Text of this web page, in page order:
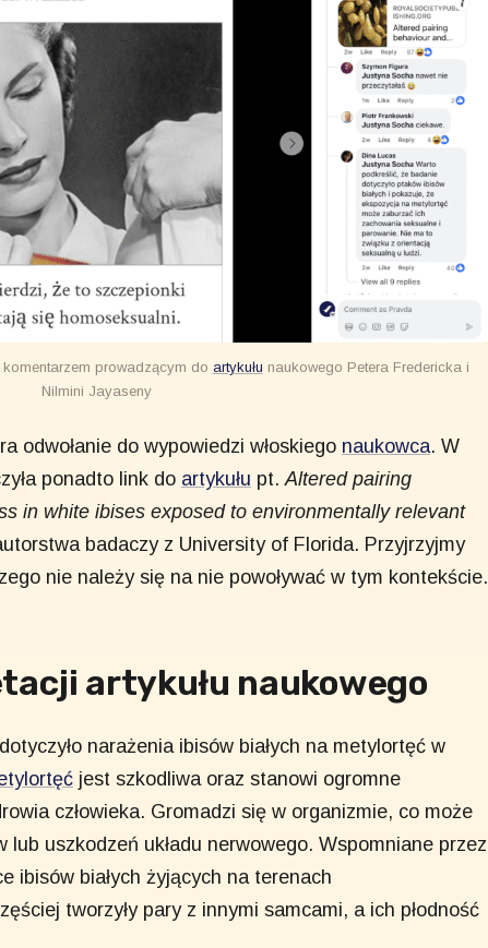
prowadzącym do artykułu naukowego Petera Fredericka i
Nilmini Jayaseny
odwołanie do wypowiedzi włoskiego naukowca. W
ponadto link do artykułu pt.Altered pairing
in white ibises exposed to environmentally relevant
badaczy z University of Florida. Przyjrzyjmy
nie należy się na nie powoływać w tym kontekście.
artykułu naukowego
dotyczyło narażenia ibisów białych na metylortęć w
jest szkodliwa oraz stanowi ogromne
człowieka. Gromadzi się w organizmie, co może
uszkodzeń układu nerwowego. Wspomniane przez
ibisów białych żyjących na terenach
tworzyły pary z innymi samcami, a ich płodność